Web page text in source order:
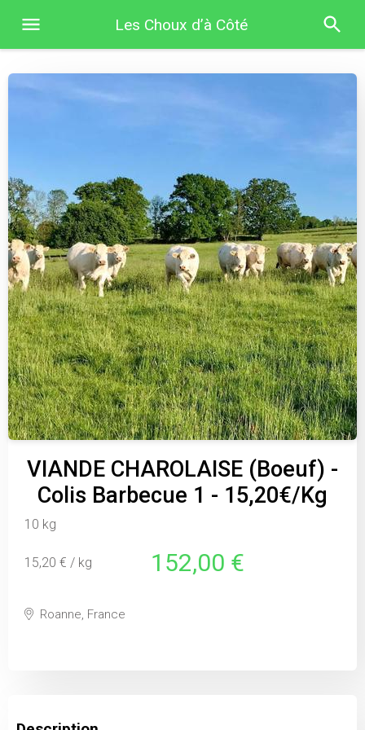
Les Choux d’à Côté
VIANDE CHAROLAISE (Boeuf) -
Colis Barbecue 1 - 15,20€/Kg
10 kg
15,20 € / kg 152,00 €
Roanne, France